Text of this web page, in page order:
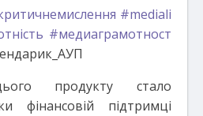
#mediali
#медиаграмотност
продукту стало
фінансовій підтримці